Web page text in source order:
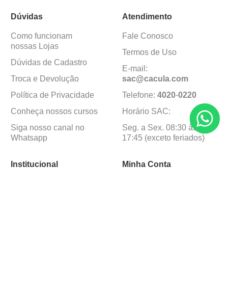
Dúvidas
Como funcionam
nossas Lojas
Dúvidas de Cadastro
Troca e Devolução
Política de Privacidade
Conheça nossos cursos
Siga nosso canal no
Whatsapp
Atendimento
Fale Conosco
Termos de Uso
E-mail:
sac@cacula.com
Telefone: 4020-0220
Horário SAC:
Seg. a Sex. 08:30 às
17:45 (exceto feriados)
Institucional Minha Conta